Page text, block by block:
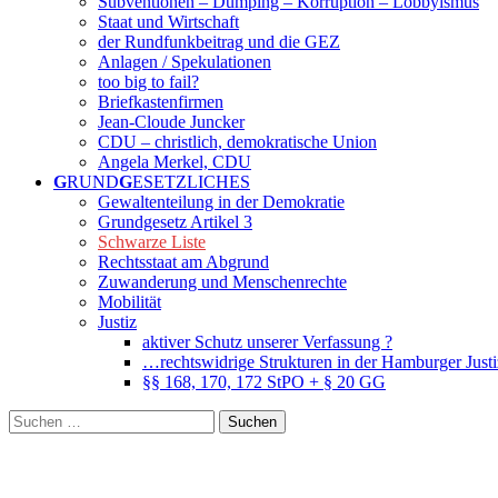
Staat und Wirtschaft
der Rundfunkbeitrag und die GEZ
Anlagen / Spekulationen
too big to fail?
Briefkastenfirmen
Jean-Cloude Juncker
CDU – christlich, demokratische Union
Angela Merkel, CDU
GRUNDGESETZLICHES
Gewaltenteilung in der Demokratie
Grundgesetz Artikel 3
Schwarze Liste
Rechtsstaat am Abgrund
Zuwanderung und Menschenrechte
Mobilität
Justiz
aktiver Schutz unserer Verfassung ?
…rechtswidrige Strukturen in der Hamburger
§§ 168, 170, 172 StPO + § 20 GG
Suche
nach: